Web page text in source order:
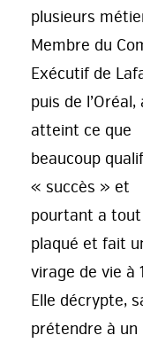
plusieurs
Membre du
Exécutif de
puis de l’Oréal,
atteint ce que
beaucoup
« succès » et
pourtant a tout
plaqué et fait
virage de vie à
Elle décrypte,
prétendre à un